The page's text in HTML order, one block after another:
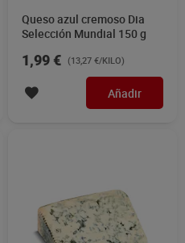
Queso azul cremoso Dia
Selección Mundial 150 g
1,99 € (13,27 €/KILO)
Añadir